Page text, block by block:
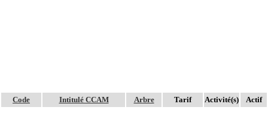
Code Intitulé CCAM Arbre Tarif Activité(s) Actif